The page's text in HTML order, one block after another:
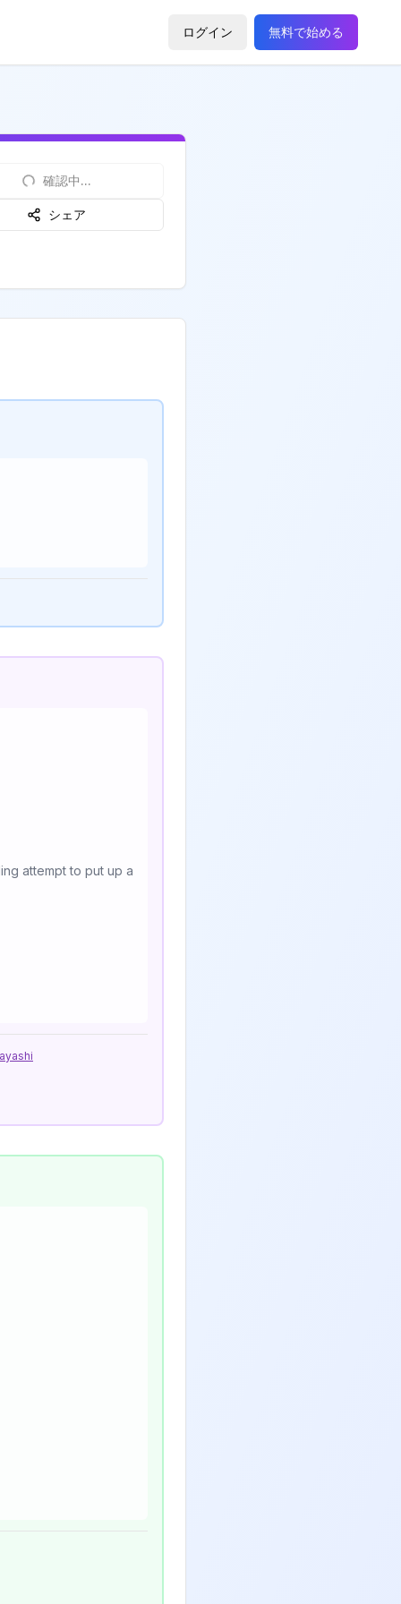
ログイン 無料で始める
確認中...
シェア
attempt to put up a